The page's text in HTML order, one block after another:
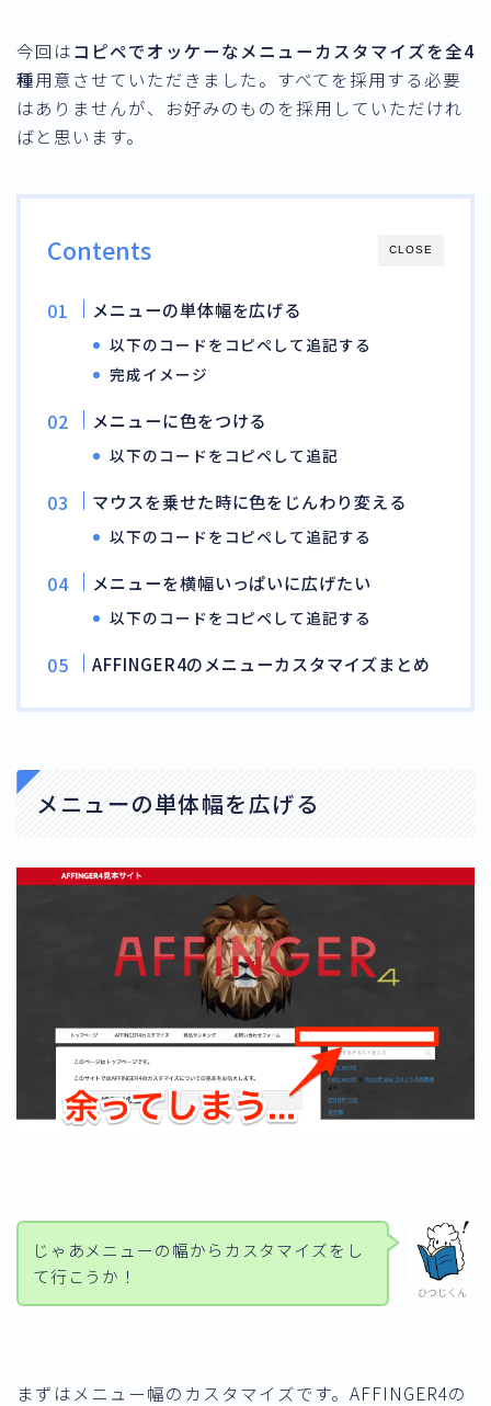
今回はコピペでオッケーなメニューカスタマイズを全4
種用意させていただきました。 すべてを採用する必要
はありませんが、お好みのものを採用していただけれ
ばと思います。
CLOSE
Contents
メニューの単体幅を広げる
以下のコードをコピペして追記する
完成イメージ
メニューに色をつける
以下のコードをコピペして追記
マウスを乗せた時に色をじんわり変える
以下のコードをコピペして追記する
メニューを横幅いっぱいに広げたい
以下のコードをコピペして追記する
AFFINGER4のメニューカスタマイズまとめ
メニューの単体幅を広げる
ひつじくん
じゃあメニューの幅からカスタマイズをし
て行こうか！
まずはメニュー幅のカスタマイズです。AFFINGER4の